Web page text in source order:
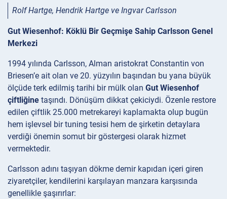
Rolf Hartge, Hendrik Hartge ve Ingvar Carlsson
Gut Wiesenhof: Köklü Bir Geçmişe Sahip Carlsson Genel
Merkezi
1994 yılında Carlsson, Alman aristokrat Constantin von
Briesen’e ait olan ve 20. yüzyılın başından bu yana büyük
ölçüde terk edilmiş tarihi bir mülk olan Gut Wiesenhof
çiftliğine taşındı. Dönüşüm dikkat çekiciydi. Özenle restore
edilen çiftlik 25.000 metrekareyi kaplamakta olup bugün
hem işlevsel bir tuning tesisi hem de şirketin detaylara
verdiği önemin somut bir göstergesi olarak hizmet
vermektedir.
Carlsson adını taşıyan dökme demir kapıdan içeri giren
ziyaretçiler, kendilerini karşılayan manzara karşısında
genellikle şaşırırlar: